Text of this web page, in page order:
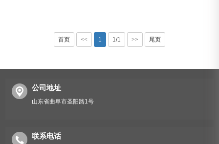
首页 << 1 1/1 >> 尾页
公司地址
山东省曲阜市圣阳路1号
联系电话